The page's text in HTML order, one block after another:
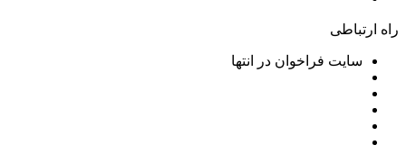
راه ارتباطی
سایت فراخوان در انتها